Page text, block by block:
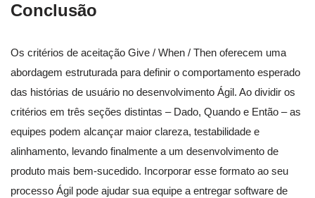
Conclusão
Os critérios de aceitação Give / When / Then oferecem uma
abordagem estruturada para definir o comportamento esperado
das histórias de usuário no desenvolvimento Ágil. Ao dividir os
critérios em três seções distintas – Dado, Quando e Então – as
equipes podem alcançar maior clareza, testabilidade e
alinhamento, levando finalmente a um desenvolvimento de
produto mais bem-sucedido. Incorporar esse formato ao seu
processo Ágil pode ajudar sua equipe a entregar software de